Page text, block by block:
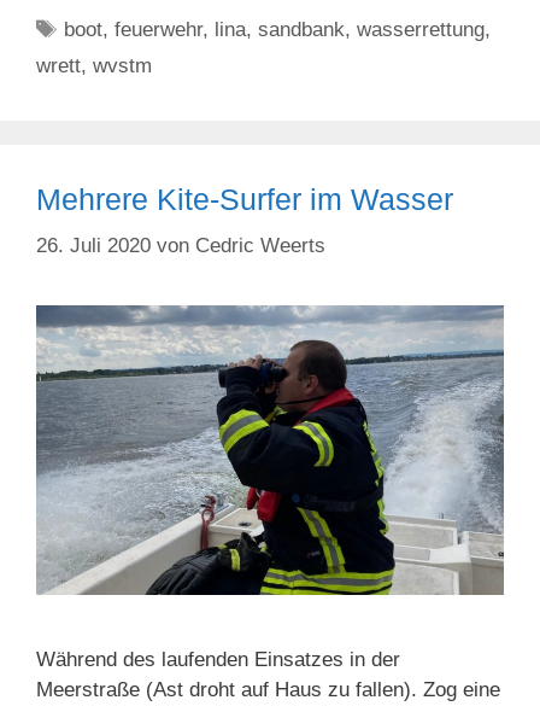
Schlagwörter
boot,feuerwehr, lina,sandbank,wasserrettung,
wrett, wvstm
Mehrere Kite-Surfer im Wasser
26. Juli 2020 von Cedric Weerts
Während des laufenden Einsatzes in der
Meerstraße (Ast droht auf Haus zu fallen). Zog eine